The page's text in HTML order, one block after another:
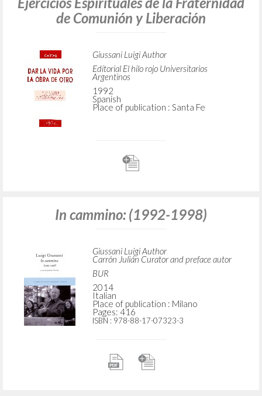
de Comunión y Liberación
Giussani Luigi Author
Editorial El hilo rojo Universitarios
Argentinos
1992
Spanish
Place of publication : Santa Fe
In cammino: (1992-1998)
Giussani Luigi Author
Carrón Julián Curator and preface autor
BUR
2014
Italian
Place of publication : Milano
Pages: 416
ISBN : 978-88-17-07323-3